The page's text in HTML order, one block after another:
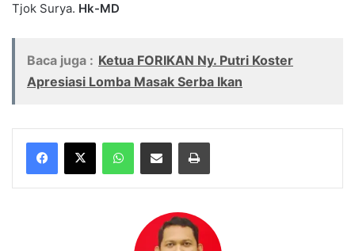
Tjok Surya. Hk-MD
Baca juga : Ketua FORIKAN Ny. Putri Koster
Apresiasi Lomba Masak Serba Ikan
WhatsAppShare via Email Print